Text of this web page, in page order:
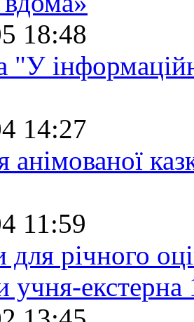
18:48
"У
14:27
анімованої
11:59
для річного
учня-екстерна